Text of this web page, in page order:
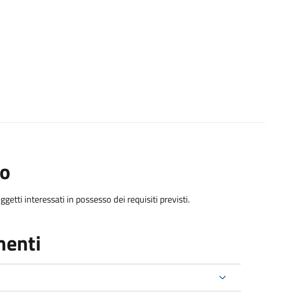
interessati in possesso dei requisiti previsti.